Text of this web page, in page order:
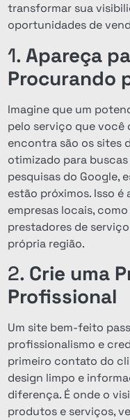
transformar sua
oportunidades de
1.Apareça
Procurando
Imagine que um
pelo serviço que você
encontra são os sites
otimizado para
pesquisas do Google,
estão próximos. Isso
empresas locais,
prestadores de
própria região.
2. Crie uma
Profissional
Um site bem-feito
profissionalismo e
primeiro contato do
design limpo e
diferença. É onde o
produtos e serviços,